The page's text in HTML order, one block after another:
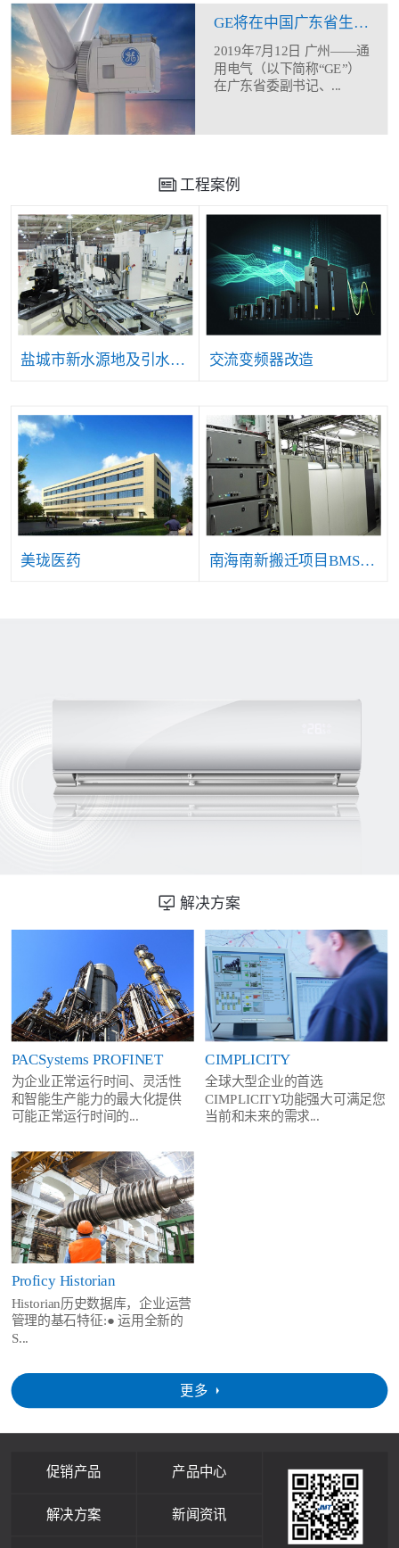
GE将在中国广东省生产制造12MW海上风机
2019年7月12日 广州——通
用电气（以下简称“GE”）
在广东省委副书记、...
工程案例
盐城市新水源地及引水工程自控仪表及安防等系统项目 交流变频器改造
美珑医药 南海南新搬迁项目BMS系统工程
解决方案
更多
PACSystems PROFINET
为企业正常运行时间、灵活性
和智能生产能力的最大化提供
可能正常运行时间的...
CIMPLICITY
全球大型企业的首选
CIMPLICITY功能强大可满足您
当前和未来的需求...
Proficy Historian
Historian历史数据库，企业运营
管理的基石特征:● 运用全新的
S...
促销产品 产品中心
解决方案 新闻资讯